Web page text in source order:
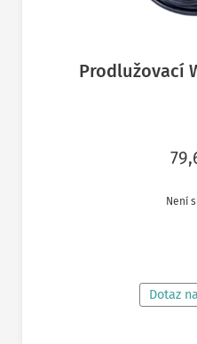
Prodlužovací
Není
Dotaz